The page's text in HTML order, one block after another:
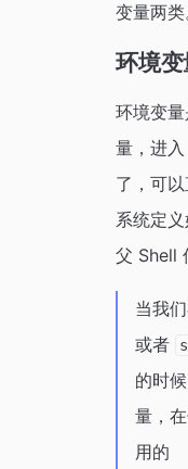
变量两类
环境变
环境变
量，进
了，可
系统定
父 Shell
当我
或者
的时
量，
用的